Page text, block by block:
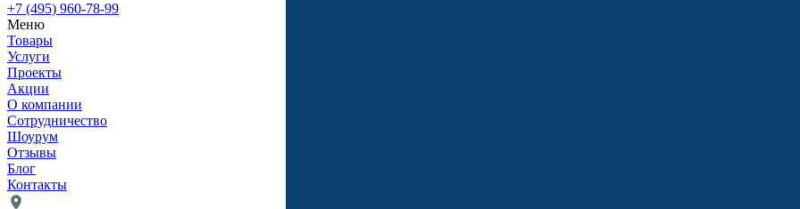
+7 (495) 960-78-99
Меню
Товары
Услуги
Проекты
Акции
О компании
Сотрудничество
Шоурум
Отзывы
Блог
Контакты